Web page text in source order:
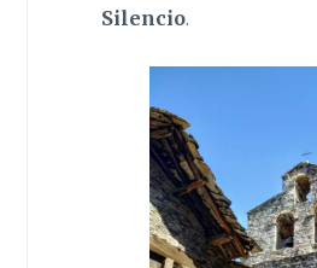
Silencio.